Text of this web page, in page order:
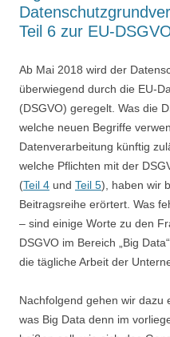
Teil 6 zur EU-
Ab Mai 2018 wird der
überwiegend durch die EU-
(DSGVO) geregelt. Was die
welche neuen Begriffe
Datenverarbeitung künftig
welche Pflichten mit der
(Teil 4 und Teil 5), haben wir
Beitragsreihe erörtert. Was
– sind einige Worte zu den
DSGVO im Bereich „Big
die tägliche Arbeit der
Nachfolgend gehen wir dazu
was Big Data denn im